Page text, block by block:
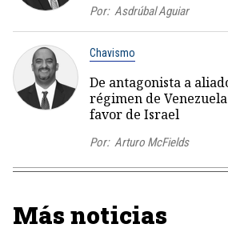
Por: Asdrúbal Aguiar
Chavismo
De antagonista a
régimen de
favor de Israel
Por: Arturo McFields
Más noticias